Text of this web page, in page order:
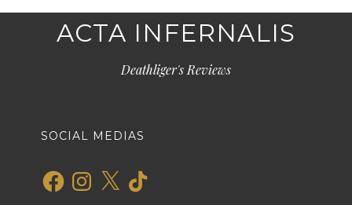
ACTA INFERNALIS
Deathliger's Reviews
SOCIAL MEDIAS
FacebookInstagram
X TikTok